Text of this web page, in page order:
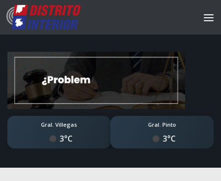
Gral. Villegas
3°C
Gral. Pinto
3°C